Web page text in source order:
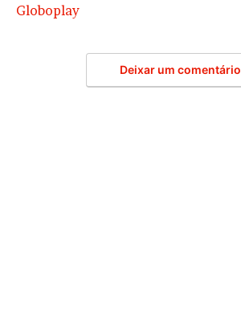
Globoplay
Deixar um comentário